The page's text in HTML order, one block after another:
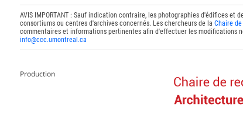
AVIS IMPORTANT : Sauf indication contraire, les photographies d'édifices
consortiums ou centres d'archives concernés. Les chercheurs de la Chaire
commentaires et informations pertinentes afin d'effectuer les modifications
info@ccc.umontreal.ca
Production